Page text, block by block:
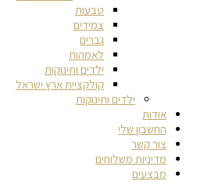
טבעות
צמידים
גברים
לאמהות
ילדים ותינוקות
קולקציית ארץ ישראל
ילדים ותינוקות
אודות
החשבון שלי
צור קשר
מדיניות משלוחים
מבצעים